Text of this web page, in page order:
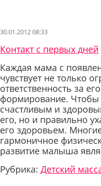
30.01.2012 08:33
Контакт с первых дней
Каждая мама с
чувствует не только
ответственность за
формирование.
счастливым и
его, но и правильно
его здоровьем.
гармоничное
развитие малыша
Рубрика: Детский